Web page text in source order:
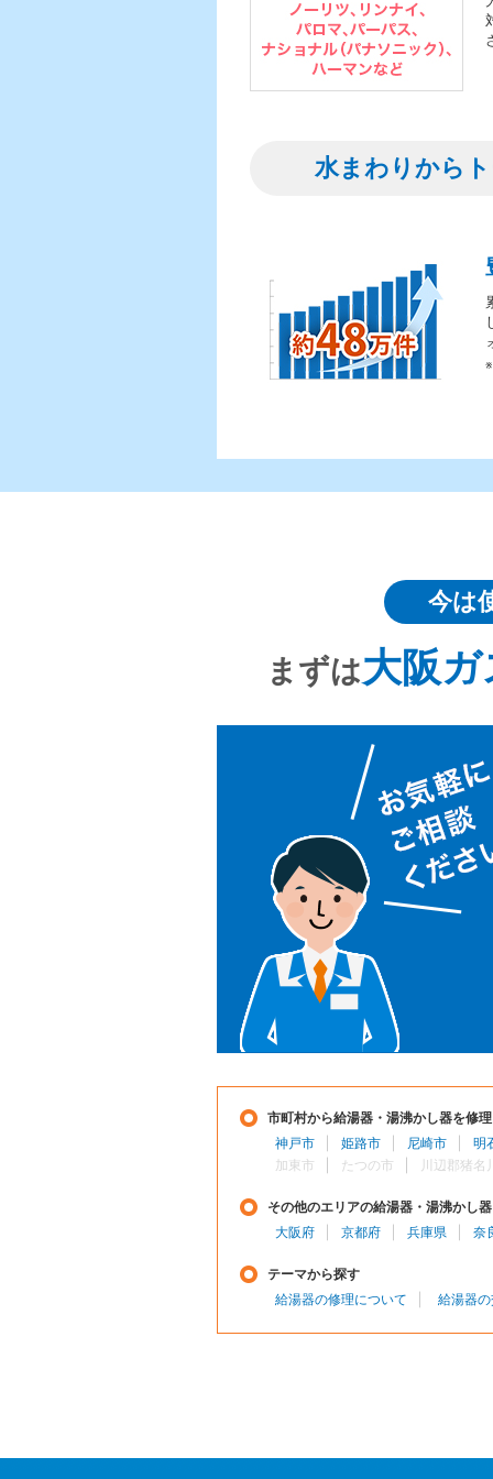
水まわりから
今は
まずは大阪
市町村から給湯器・湯沸かし器を修
神戸市
姫路市 尼崎市
明
加東市
たつの市 川辺郡猪名
その他のエリアの給湯器・湯沸かし
大阪府
京都府 兵庫県 奈
テーマから探す
給湯器の修理について
給湯器